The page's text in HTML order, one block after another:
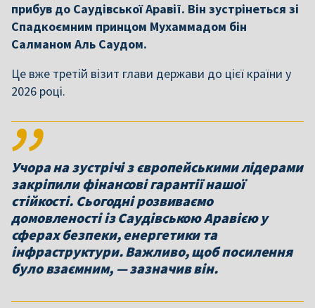
прибув до Саудівської Аравії. Він зустрінеться зі
Спадкоємним принцом Мухаммадом бін
Салманом Аль Саудом.
Це вже третій візит глави держави до цієї країни у
Учора на зустрічі з європейськими лідерами
закріпили фінансові гарантії нашої
стійкості. Сьогодні розвиваємо
домовленості із Саудівською Аравією у
сферах безпеки, енергетики та
інфраструктури. Важливо, щоб посилення
було взаємним, — зазначив він.